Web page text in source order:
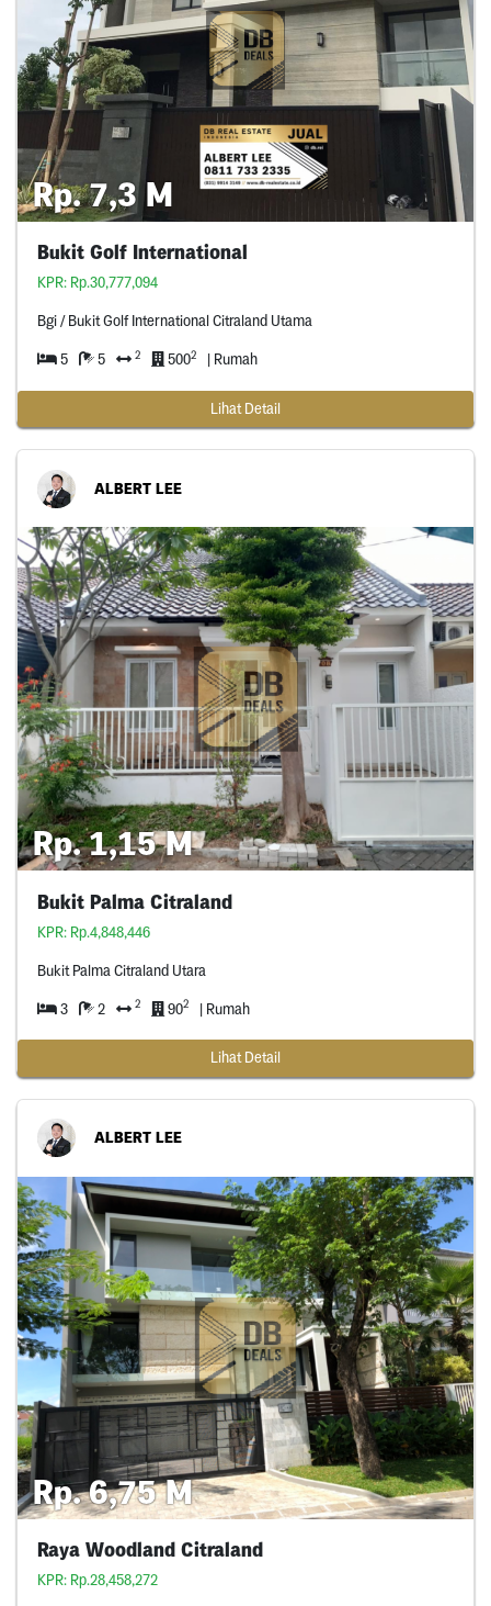
Rp. 7,3 M
Bukit Golf International
KPR: Rp.30,777,094
Bgi / Bukit Golf International Citraland Utama
5 5 2 5002 | Rumah
Lihat Detail
ALBERT LEE
Rp. 1,15 M
Bukit Palma Citraland
KPR: Rp.4,848,446
Bukit Palma Citraland Utara
3 2 2 902 | Rumah
Lihat Detail
ALBERT LEE
Rp. 6,75 M
Raya Woodland Citraland
KPR: Rp.28,458,272